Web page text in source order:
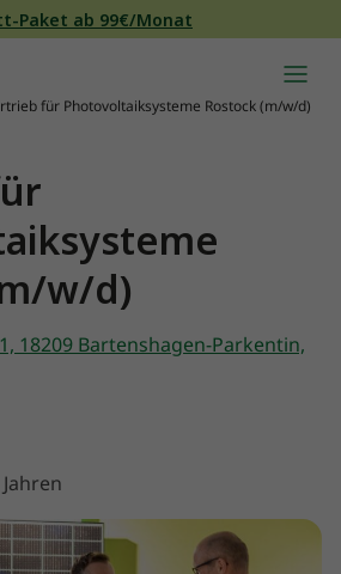
Paket ab 99€/Monat
für Photovoltaiksysteme Rostock (m/w/d)
w/d)
18209 Bartenshagen-Parkentin,